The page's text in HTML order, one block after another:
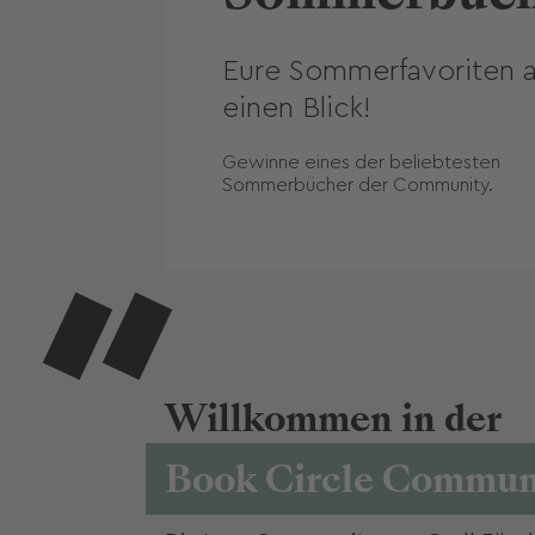
Eure Sommerfavoriten
einen Blick!
Gewinne eines der beliebtesten
Sommerbücher der Community.
Willkommen in der
Book Circle